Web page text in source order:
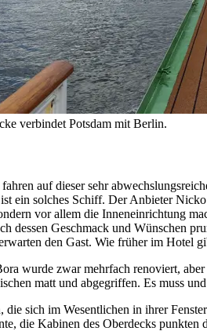
verbindet Potsdam mit Berlin.
auf dieser sehr
ein solches Schiff. Der Anbieter
vor allem die Inneneinrichtung
dessen Geschmack und Wünschen
den Gast. Wie früher im Hotel
wurde zwar mehrfach renoviert,
matt und abgegriffen. Es muss
die sich im Wesentlichen in ihrer
die Kabinen des Oberdecks